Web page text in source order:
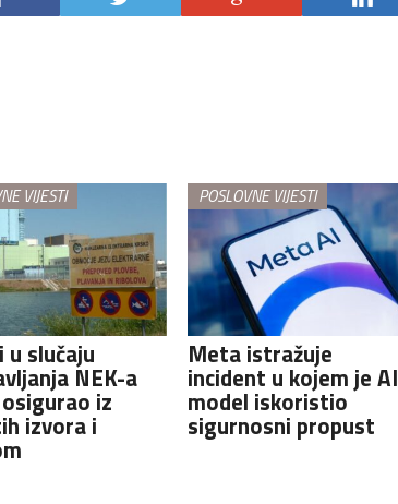
VIJESTI
u slučaju
NEK-a
iz
izvora i
POSLOVNE VIJESTI
Meta istražuje
incident u kojem je AI
model iskoristio
sigurnosni propust